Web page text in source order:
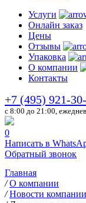
Услуги
Онлайн заказ
Цены
Отзывы
Упаковка
О компании
Контакты
+7 (495) 921-
c 8:00 до 21:00,
0
Написать в
Обратный звонок
Главная
/ О компании
/ Новости компании